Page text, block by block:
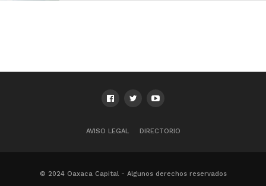
AVISO LEGAL DIRECTORIO
© 2024 Oaxaca Capital - Algunos derechos reservados